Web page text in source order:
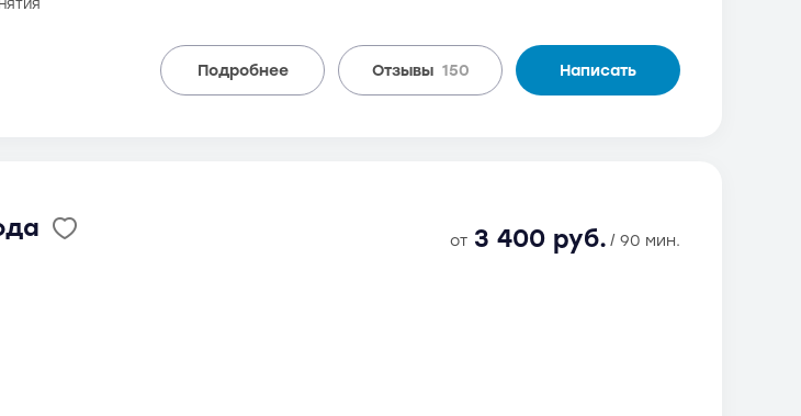
Подробнее Отзывы 150 Написать
от 3 400 руб. / 90 мин.